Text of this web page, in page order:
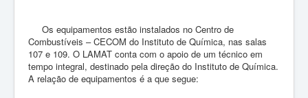
Os equipamentos estão instalados no Centro de
Combustíveis – CECOM do Instituto de Química, nas salas
107 e 109. O LAMAT conta com o apoio de um técnico em
tempo integral, destinado pela direção do Instituto de Química.
A relação de equipamentos é a que segue: